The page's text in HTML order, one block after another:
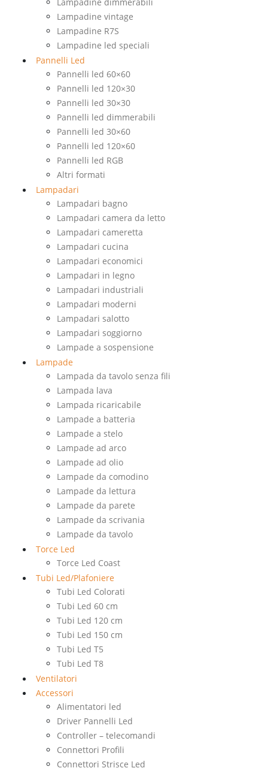
Lampadine vintage
Lampadine R7S
Lampadine led speciali
Pannelli Led
Pannelli led 60×60
Pannelli led 120×30
Pannelli led 30×30
Pannelli led dimmerabili
Pannelli led 30×60
Pannelli led 120×60
Pannelli led RGB
Altri formati
Lampadari
Lampadari bagno
Lampadari camera da letto
Lampadari cameretta
Lampadari cucina
Lampadari economici
Lampadari in legno
Lampadari industriali
Lampadari moderni
Lampadari salotto
Lampadari soggiorno
Lampade a sospensione
Lampade
Lampada da tavolo senza fili
Lampada lava
Lampada ricaricabile
Lampade a batteria
Lampade a stelo
Lampade ad arco
Lampade ad olio
Lampade da comodino
Lampade da lettura
Lampade da parete
Lampade da scrivania
Lampade da tavolo
Torce Led
Torce Led Coast
Tubi Led/Plafoniere
Tubi Led Colorati
Tubi Led 60 cm
Tubi Led 120 cm
Tubi Led 150 cm
Tubi Led T5
Tubi Led T8
Ventilatori
Accessori
Alimentatori led
Driver Pannelli Led
Controller – telecomandi
Connettori Profili
Connettori Strisce Led